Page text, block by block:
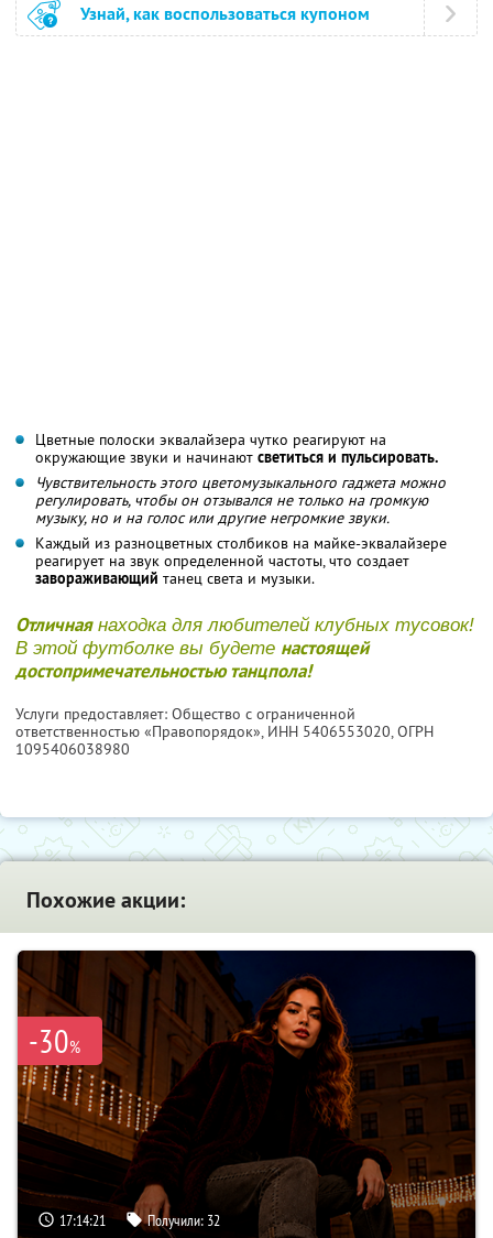
Узнай, как воспользоваться купоном
Цветные полоски эквалайзера чутко реагируют на
окружающие звуки и начинают светиться и пульсировать.
Чувствительность этого цветомузыкального гаджета можно
регулировать, чтобы он отзывался не только на громкую
музыку, но и на голос или другие негромкие звуки.
Каждый из разноцветных столбиков на майке-эквалайзере
реагирует на звук определенной частоты, что создает
завораживающий танец света и музыки.
Отличнаянаходка для любителей клубных тусовок!
В этой футболке вы будете настоящей
достопримечательностью танцпола!
Услуги предоставляет: Общество с ограниченной
ответственностью «Правопорядок», ИНН 5406553020, ОГРН
1095406038980
Похожие акции:
-30%
17:14:20 Получили: 32